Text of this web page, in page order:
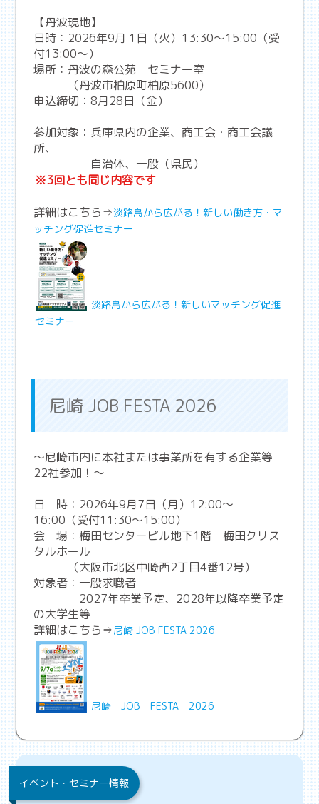
【丹波現地】
日時：2026年9月 1日（火）13:30～15:00（受
付13:00～）
場所：丹波の森公苑 セミナー室
（丹波市柏原町柏原5600）
申込締切：8月28日（金）
参加対象：兵庫県内の企業、商工会・商工会議
所、
自治体、一般（県民）
※3回とも同じ内容です
詳細はこちら⇒淡路島から広がる！新しい働き方・マ
ッチング促進セミナー
淡路島から広がる！新しいマッチング促進
セミナー
尼崎 JOB FESTA 2026
～尼崎市内に本社または事業所を有する企業等
22社参加！～
日 時：2026年9月7日（月）12:00～
16:00（受付11:30～15:00）
会 場：梅田センタービル地下1階 梅田クリス
タルホール
（大阪市北区中崎西2丁目4番12号）
対象者：一般求職者
2027年卒業予定、2028年以降卒業予定
の大学生等
詳細はこちら⇒尼崎 JOB FESTA 2026
尼崎 JOB FESTA 2026
イベント・セミナー情報